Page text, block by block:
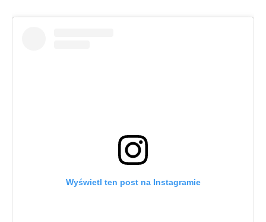
Wyświetl ten post na Instagramie